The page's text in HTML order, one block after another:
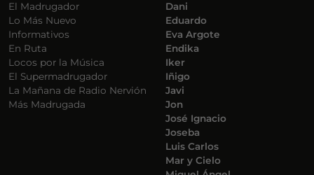
El Madrugador
Lo Más Nuevo
Informativos
En Ruta
Locos por la Música
El Supermadrugador
La Mañana de Radio Nervión
Más Madrugada
Dani
Eduardo
Eva Argote
Endika
Iker
Iñigo
Javi
Jon
José Ignacio
Joseba
Luis Carlos
Mar y Cielo